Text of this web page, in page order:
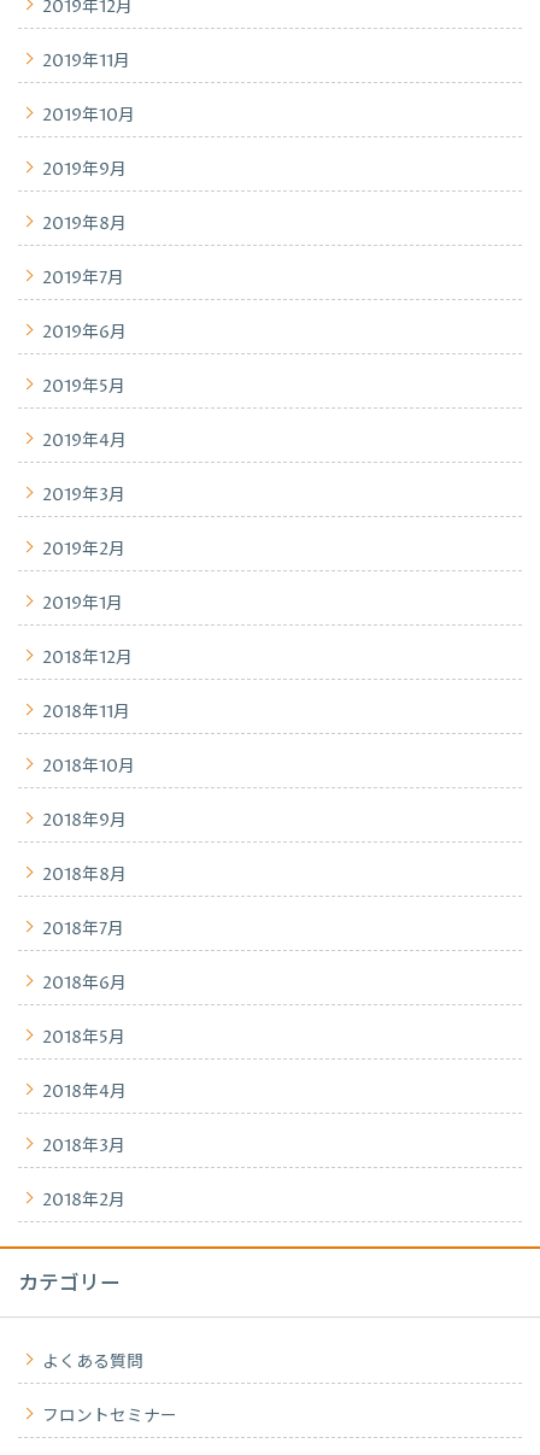
2019年12月
2019年11月
2019年10月
2019年9月
2019年8月
2019年7月
2019年6月
2019年5月
2019年4月
2019年3月
2019年2月
2019年1月
2018年12月
2018年11月
2018年10月
2018年9月
2018年8月
2018年7月
2018年6月
2018年5月
2018年4月
2018年3月
2018年2月
カテゴリー
よくある質問
フロントセミナー